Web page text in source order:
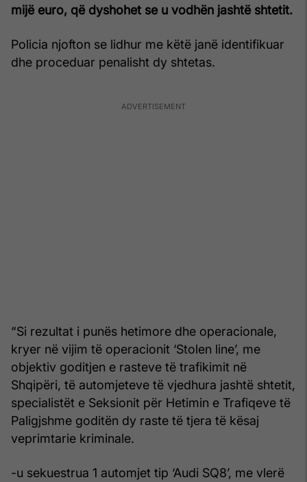
mijë euro, që dyshohet se u vodhën jashtë shtetit.
Policia njofton se lidhur me këtë janë identifikuar
dhe proceduar penalisht dy shtetas.
“Si rezultat i punës hetimore dhe operacionale,
kryer në vijim të operacionit ‘Stolen line’, me
objektiv goditjen e rasteve të trafikimit në
Shqipëri, të automjeteve të vjedhura jashtë shtetit,
specialistët e Seksionit për Hetimin e Trafiqeve të
Paligjshme goditën dy raste të tjera të kësaj
veprimtarie kriminale.
-u sekuestrua 1 automjet tip ‘Audi SQ8’, me vlerë